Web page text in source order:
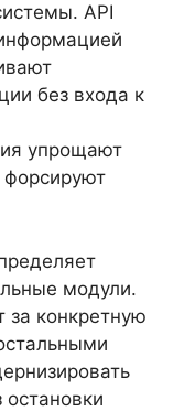
API
без входа к
упрощают
форсируют
модули.
за конкретную